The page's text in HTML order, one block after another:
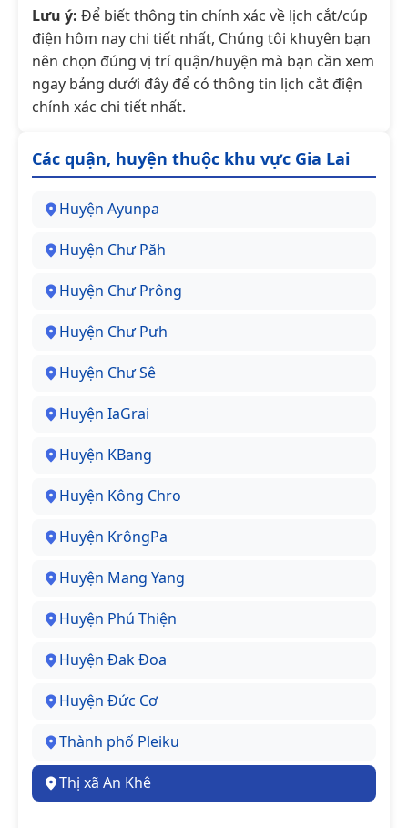
Lưu ý: Để biết thông tin chính xác về lịch cắt/cúp
điện hôm nay chi tiết nhất, Chúng tôi khuyên bạn
nên chọn đúng vị trí quận/huyện mà bạn cần xem
ngay bảng dưới đây để có thông tin lịch cắt điện
chính xác chi tiết nhất.
Các quận, huyện thuộc khu vực Gia Lai
Huyện Ayunpa
Huyện Chư Păh
Huyện Chư Prông
Huyện Chư Pưh
Huyện Chư Sê
Huyện IaGrai
Huyện KBang
Huyện Kông Chro
Huyện KrôngPa
Huyện Mang Yang
Huyện Phú Thiện
Huyện Đak Đoa
Huyện Đức Cơ
Thành phố Pleiku
Thị xã An Khê